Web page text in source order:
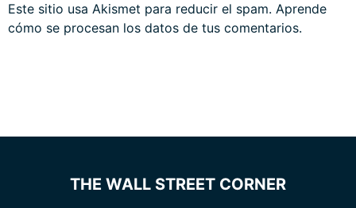
Este sitio usa Akismet para reducir el spam. Aprende
cómo se procesan los datos de tus comentarios.
THE WALL STREET CORNER